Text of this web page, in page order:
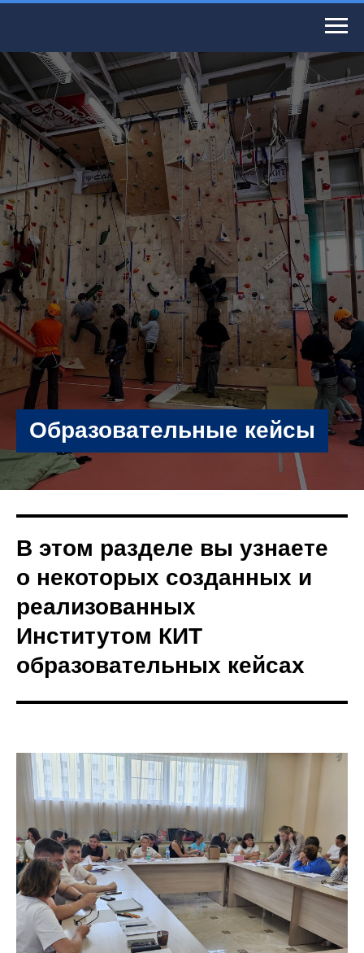
Образовательные кейсы
В этом разделе вы узнаете
о некоторых созданных и
реализованных
Институтом КИТ
образовательных кейсах